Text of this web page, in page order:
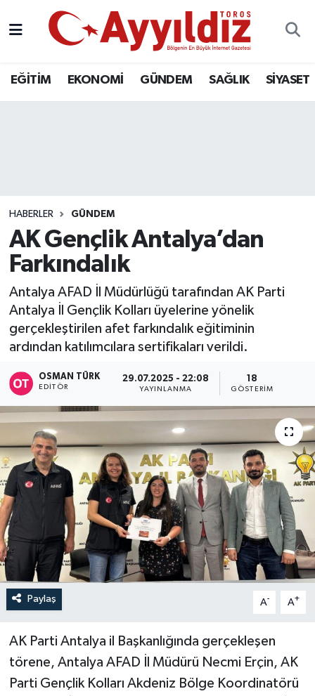
EĞİTİM EKONOMİ GÜNDEM SAĞLIK SİYASET
HABERLER GÜNDEM
AK Gençlik Antalya’dan
Farkındalık
Antalya AFAD İl Müdürlüğü tarafından AK Parti
Antalya İl Gençlik Kolları üyelerine yönelik
gerçekleştirilen afet farkındalık eğitiminin
ardından katılımcılara sertifikaları verildi.
OSMAN TÜRK
EDITÖR
29.07.2025 - 22:08
YAYINLANMA
18
GÖSTERIM
Paylaş A- A+
AK Parti Antalya il Başkanlığında gerçekleşen
törene, Antalya AFAD İl Müdürü Necmi Erçin, AK
Parti Gençlik Kolları Akdeniz Bölge Koordinatörü